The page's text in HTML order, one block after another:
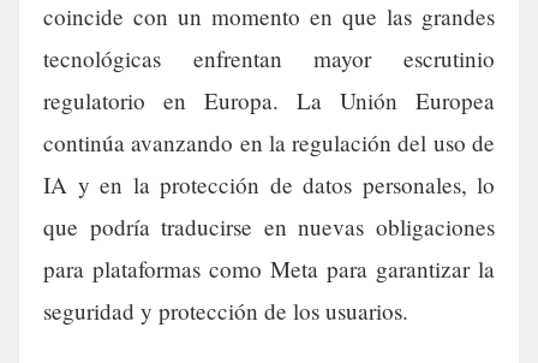
coincide con un momento en que las grandes
tecnológicas enfrentan mayor escrutinio
regulatorio en Europa. La Unión Europea
continúa avanzando en la regulación del uso de
IA y en la protección de datos personales, lo
que podría traducirse en nuevas obligaciones
para plataformas como Meta para garantizar la
seguridad y protección de los usuarios.